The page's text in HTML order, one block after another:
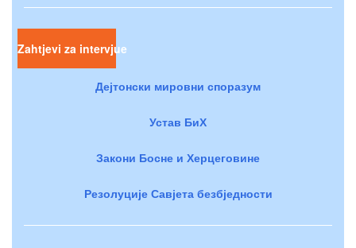
Zahtjevi za intervjue
Дејтонски мировни споразум
Устав БиХ
Закони Босне и Херцеговине
Резолуције Савјета безбједности